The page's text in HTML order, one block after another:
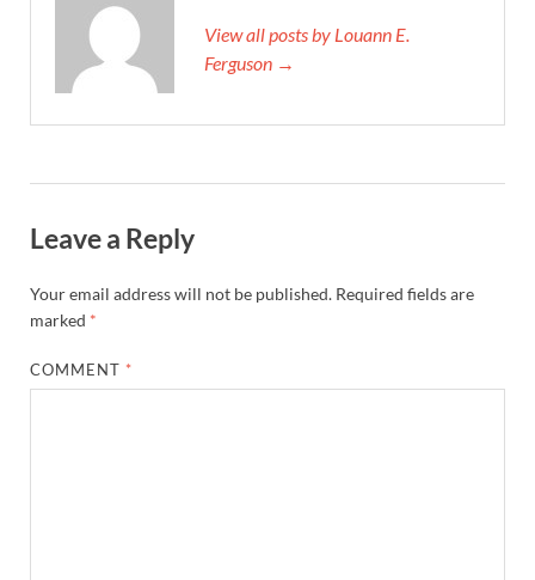
View all posts by Louann E.
Ferguson →
Leave a Reply
Your email address will not be published. Required fields are
marked *
COMMENT *